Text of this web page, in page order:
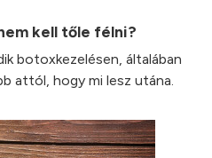
kell tőle félni?
botoxkezelésen, általában
attól, hogy mi lesz utána.